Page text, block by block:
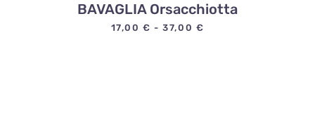
BAVAGLIA Orsacchiotta
17,00€ - 37,00 €